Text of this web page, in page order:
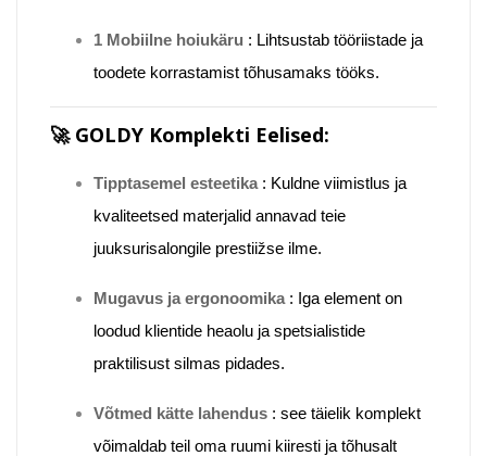
1 Mobiilne hoiukäru : Lihtsustab tööriistade ja
toodete korrastamist tõhusamaks tööks.
🚀 GOLDY Komplekti Eelised:
Tipptasemel esteetika : Kuldne viimistlus ja
kvaliteetsed materjalid annavad teie
juuksurisalongile prestiižse ilme.
Mugavus ja ergonoomika : Iga element on
loodud klientide heaolu ja spetsialistide
praktilisust silmas pidades.
Võtmed kätte lahendus : see täielik komplekt
võimaldab teil oma ruumi kiiresti ja tõhusalt